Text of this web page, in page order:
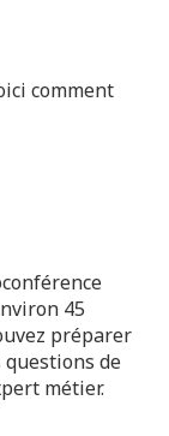
comment
45
préparer
de
métier.